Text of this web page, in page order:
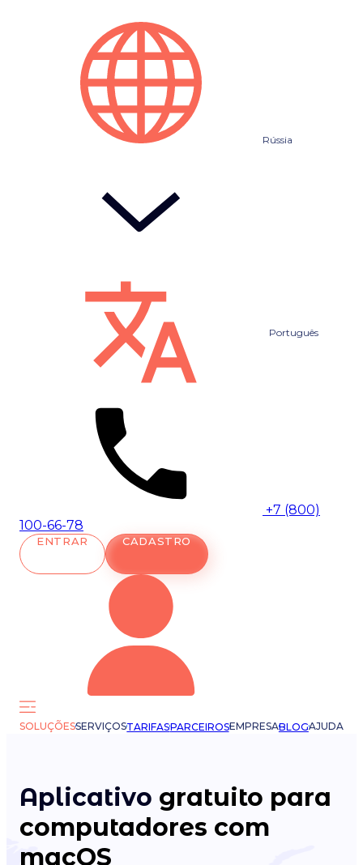
Rússia
Português
+7 (800)
100-66-78
ENTRAR CADASTRO
SOLUÇÕESSERVIÇOSTARIFASPARCEIROSEMPRESABLOGAJUDA
Aplicativo gratuito para
computadores com
macOS